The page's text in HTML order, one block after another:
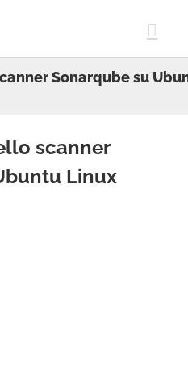
Sonarqube su
scanner
Linux